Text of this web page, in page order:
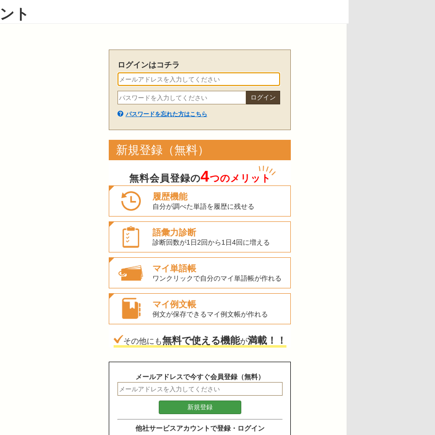
ト
ログインはコチラ
パスワードを忘れた方はこちら
新規登録（無料）
無料会員登録の4つのメリット
履歴機能
自分が調べた単語を履歴に残せる
語彙力診断
診断回数が1日2回から1日4回に増える
マイ単語帳
ワンクリックで自分のマイ単語帳が作れる
マイ例文帳
例文が保存できるマイ例文帳が作れる
その他にも無料で使える機能が満載！！
メールアドレスで今すぐ会員登録（無料）
他社サービスアカウントで登録・ログイン